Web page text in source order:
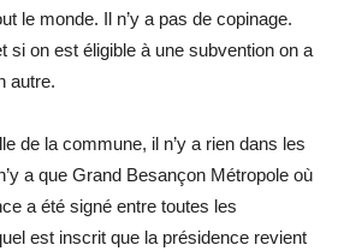
le monde. Il n’y a pas de copinage.
si on est éligible à une subvention on a
autre.
de la commune, il n’y a rien dans les
a que Grand Besançon Métropole où
a été signé entre toutes les
est inscrit que la présidence revient